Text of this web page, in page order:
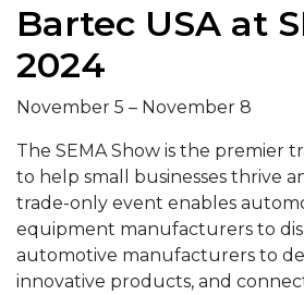
Bartec USA at
2024
November 5 – November 8
The SEMA Show is the premier
to help small businesses thrive
trade-only event enables
equipment manufacturers to
automotive manufacturers to
innovative products, and